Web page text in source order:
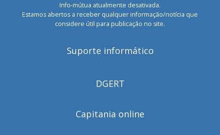
Info-mútua atualmente desativada.
Estamos abertos a receber qualquer informação/notícia que
considere útil para publicação no site.
Suporte informático
DGERT
Capitania online